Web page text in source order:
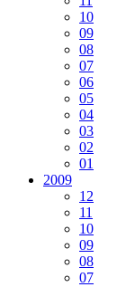
10
09
08
07
06
05
04
03
02
01
2009
12
11
10
09
08
07